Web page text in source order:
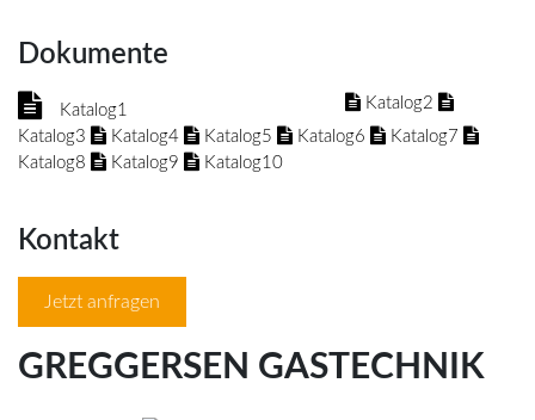
Dokumente
Katalog1
Katalog2
Katalog3
Katalog4 Katalog5 Katalog6
Katalog7
Katalog8
Katalog9 Katalog10
Kontakt
Jetzt anfragen
GREGGERSEN GASTECHNIK